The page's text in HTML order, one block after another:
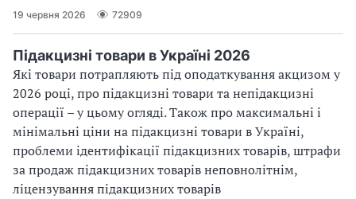
19 червня 2026 72909
Підакцизні товари в Україні 2026
Які товари потрапляють під оподаткування акцизом у
2026 році, про підакцизні товари та непідакцизні
операції – у цьому огляді. Також про максимальні і
мінімальні ціни на підакцизні товари в Україні,
проблеми ідентифікації підакцизних товарів, штрафи
за продаж підакцизних товарів неповнолітнім,
ліцензування підакцизних товарів